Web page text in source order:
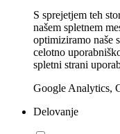
S sprejetjem teh
našem spletnem
optimiziramo naše
celotno
spletni strani
Google Analytics,
Delovanje